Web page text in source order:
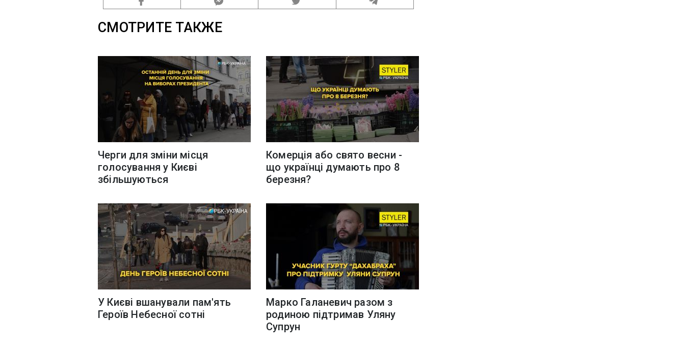
СМОТРИТЕ ТАКЖЕ
Черги для зміни місця
голосування у Києві
збільшуються
Комерція або свято веcни -
що українці думають про 8
березня?
У Києві вшанували пам'ять
Героїв Небесної сотні
Марко Галаневич разом з
родиною підтримав Уляну
Супрун